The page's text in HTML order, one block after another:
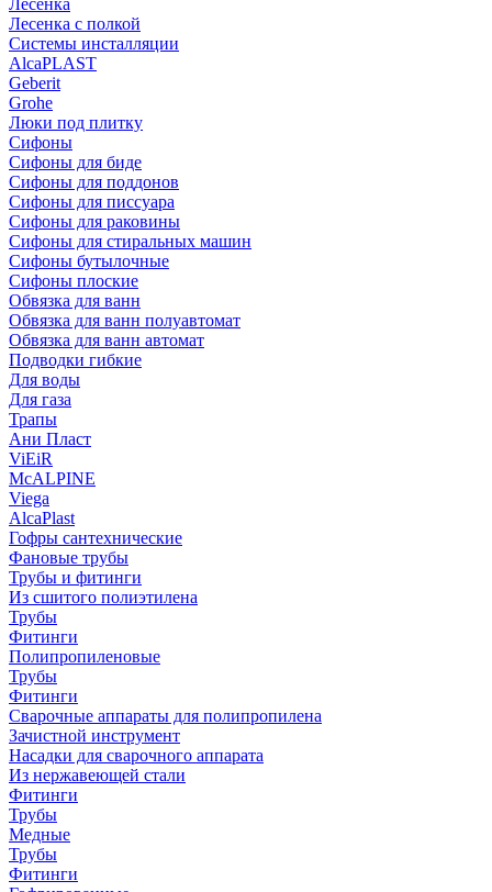
Лесенка
Лесенка с полкой
Системы инсталляции
AlcaPLAST
Geberit
Grohe
Люки под плитку
Сифоны
Сифoны для биде
Сифoны для поддонов
Сифoны для писсуара
Сифоны для раковины
Сифоны для стиральных машин
Сифоны бутылочные
Сифоны плоские
Обвязка для ванн
Обвязка для ванн полуавтомат
Обвязка для ванн автомат
Подводки гибкие
Для воды
Для газа
Трапы
Ани Пласт
ViEiR
McALPINE
Viega
AlcaPlast
Гофры сантехнические
Фановые трубы
Трубы и фитинги
Из сшитого полиэтилена
Трубы
Фитинги
Полипропиленовые
Трубы
Фитинги
Сварочные аппараты для полипропилена
Зачистной инструмент
Насадки для сварочного аппарата
Из нержавеющей стали
Фитинги
Трубы
Медные
Трубы
Фитинги